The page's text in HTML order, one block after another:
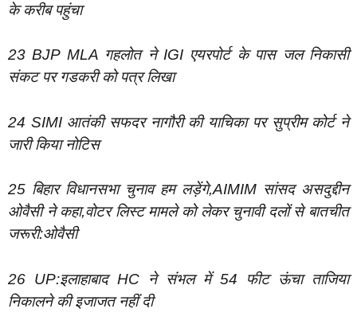
के करीब पहुंचा
23 BJP MLA गहलोत ने IGI एयरपोर्ट के पास जल निकासी
संकट पर गडकरी को पत्र लिखा
24 SIMI आतंकी सफदर नागौरी की याचिका पर सुप्रीम कोर्ट ने
जारी किया नोटिस
25 बिहार विधानसभा चुनाव हम लड़ेंगे,AIMIM सांसद असदुद्दीन
ओवैसी ने कहा,वोटर लिस्ट मामले को लेकर चुनावी दलों से बातचीत
जरूरी:ओवैसी
26 UP:इलाहाबाद HC ने संभल में 54 फीट ऊंचा ताजिया
निकालने की इजाजत नहीं दी